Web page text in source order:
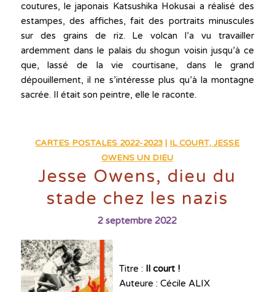
coutures, le japonais Katsushika Hokusai a réalisé des
estampes, des affiches, fait des portraits minuscules
sur des grains de riz. Le volcan l’a vu travailler
ardemment dans le palais du shogun voisin jusqu’à ce
que, lassé de la vie courtisane, dans le grand
dépouillement, il ne s’intéresse plus qu’à la montagne
sacrée. Il était son peintre, elle le raconte.
CARTES POSTALES 2022-2023
IL COURT, JESSE
OWENS UN DIEU
Jesse Owens, dieu du
stade chez les nazis
2 septembre 2022
Titre : Il court !
Auteure : Cécile ALIX